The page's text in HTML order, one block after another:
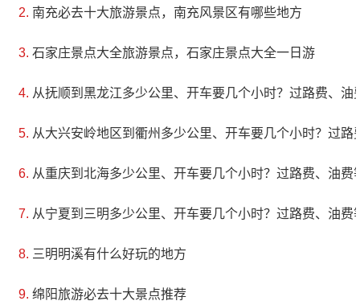
南充必去十大旅游景点，南充风景区有哪些地方
石家庄景点大全旅游景点，石家庄景点大全一日游
从抚顺到黑龙江多少公里、开车要几个小时？过路费、油
从大兴安岭地区到衢州多少公里、开车要几个小时？过路
从重庆到北海多少公里、开车要几个小时？过路费、油费
从宁夏到三明多少公里、开车要几个小时？过路费、油费
三明明溪有什么好玩的地方
绵阳旅游必去十大景点推荐